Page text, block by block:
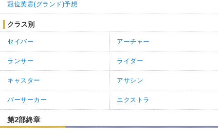
返信(1)
1. 名無しさん 通報
シエルパイセンでシステム組んで殴り倒すか・・・
返信
冠位英霊(グランド)予想
クラス別
セイバー アーチャー
ランサー ライダー
キャスター アサシン
バーサーカー エクストラ
第2部終章